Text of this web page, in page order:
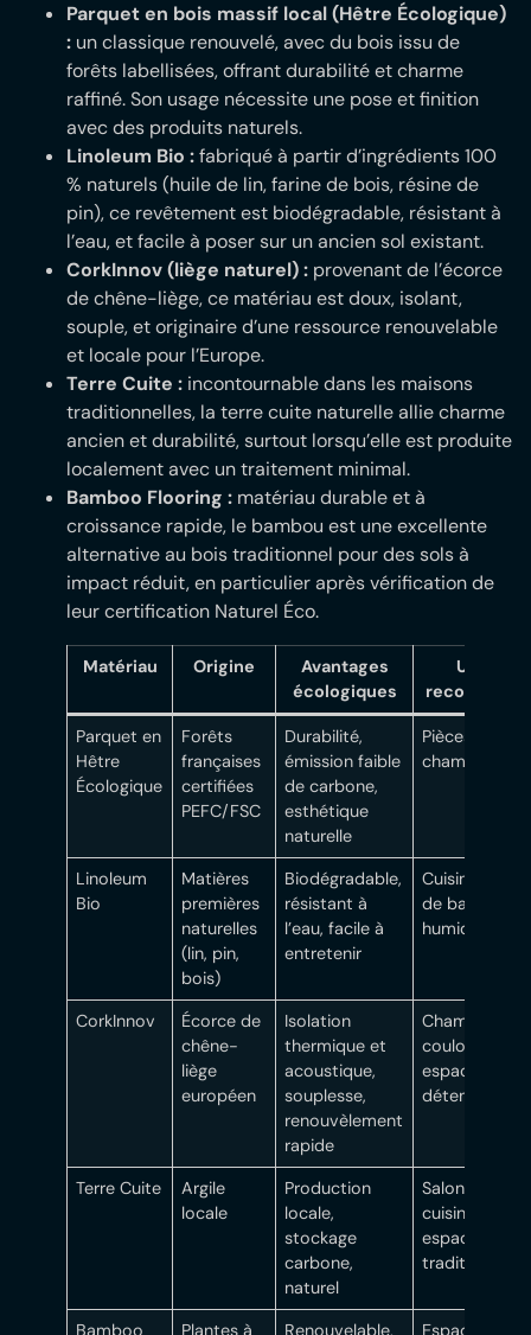
Parquet en bois massif local (Hêtre Écologique)
: un classique renouvelé, avec du bois issu de
forêts labellisées, offrant durabilité et charme
raffiné. Son usage nécessite une pose et finition
avec des produits naturels.
Linoleum Bio :fabriqué à partir d’ingrédients 100
% naturels (huile de lin, farine de bois, résine de
pin), ce revêtement est biodégradable, résistant à
l’eau, et facile à poser sur un ancien sol existant.
CorkInnov (liège naturel) : provenant de l’écorce
de chêne-liège, ce matériau est doux, isolant,
souple, et originaire d’une ressource renouvelable
et locale pour l’Europe.
Terre Cuite : incontournable dans les maisons
traditionnelles, la terre cuite naturelle allie charme
ancien et durabilité, surtout lorsqu’elle est produite
localement avec un traitement minimal.
Bamboo Flooring : matériau durable et à
croissance rapide, le bambou est une excellente
alternative au bois traditionnel pour des sols à
impact réduit, en particulier après vérification de
leur certification Naturel Éco.
Matériau Origine
Avantages
écologiques
Usage
Parquet en
Hêtre
Écologique
Forêts
françaises
certifiées
PEFC/FSC
Durabilité,
émission faible
de carbone,
esthétique
naturelle
Pièces à
chambres
Linoleum
Bio
Matières
premières
naturelles
(lin, pin,
bois)
Biodégradable,
résistant à
l’eau, facile à
entretenir
Cuisines,
de bain,
humides
CorkInnov
Écorce de
chêne-
liège
européen
Isolation
thermique et
acoustique,
souplesse,
renouvèlement
rapide
Chambres,
couloirs,
espaces de
détente
Terre Cuite
Argile
locale
Production
locale,
stockage
carbone,
naturel
Salons,
cuisines,
espaces
traditionnels